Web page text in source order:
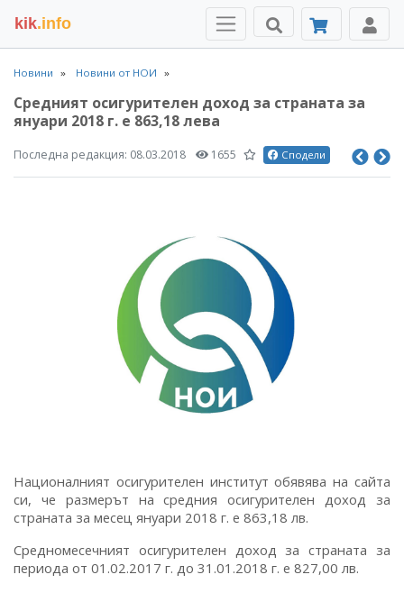
kik.info
Новини Новини от НОИ
Средният осигурителен доход за страната за
януари 2018 г. е 863,18 лева
Последна редакция: 08.03.2018 1655 Сподели
Националният осигурителен институт обявява на сайта
си, че размерът на средния осигурителен доход за
страната за месец януари 2018 г. е 863,18 лв.
Средномесечният осигурителен доход за страната за
периода от 01.02.2017 г. до 31.01.2018 г. е 827,00 лв.